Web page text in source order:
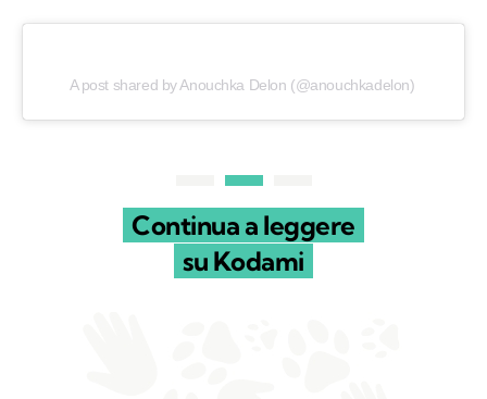
A post shared by Anouchka Delon (@anouchkadelon)
Continua a leggere
su Kodami